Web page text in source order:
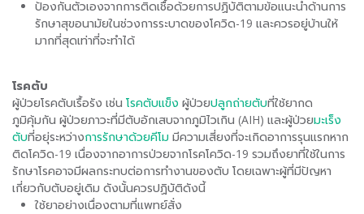
ป้องกันตัวเองจากการติดเชื้อด้วยการปฏิบัติตามข้อแนะนำด้านการ
รักษาสุขอนามัยในช่วงการระบาดของโควิด-19 และควรอยู่บ้านให้
มากที่สุดเท่าที่จะทำได้
โรคตับ
ผู้ป่วยโรคตับเรื้อรัง เช่น โรคตับแข็ง ผู้ป่วยปลูกถ่ายตับที่ใช้ยากด
ภูมิคุ้มกัน ผู้ป่วยภาวะที่มีตับอักเสบจากภูมิไวเกิน (AIH) และผู้ป่วยมะเร็ง
ตับที่อยุ่ระหว่างการรักษาด้วยคีโม มีความเสี่ยงที่จะเกิดอาการรุนแรกหาก
ติดโควิด-19 เนื่องจากอาการป่วยจากโรคโควิด-19 รวมถึงยาที่ใช้ในการ
รักษาโรคอาจมีผลกระทบต่อการทำงานของตับ โดยเฉพาะผู้ที่มีปัญหา
เกี่ยวกับตับอยู่เดิม ดังนั้นควรปฏิบัติดังนี้
ใช้ยาอย่างเนื่องตามที่แพทย์สั่ง